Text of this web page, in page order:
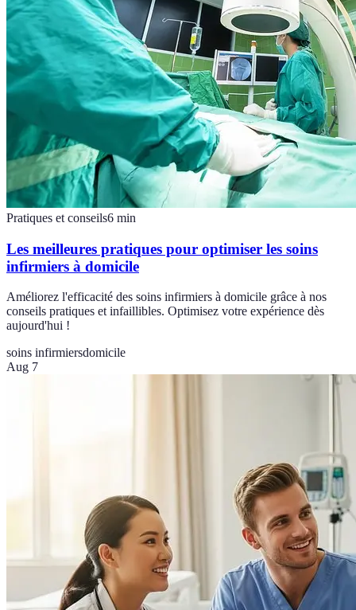
Pratiques et conseils6 min
Les meilleures pratiques pour optimiser les soins
infirmiers à domicile
Améliorez l'efficacité des soins infirmiers à domicile grâce à nos
conseils pratiques et infaillibles. Optimisez votre expérience dès
aujourd'hui !
soins infirmiersdomicile
Aug 7